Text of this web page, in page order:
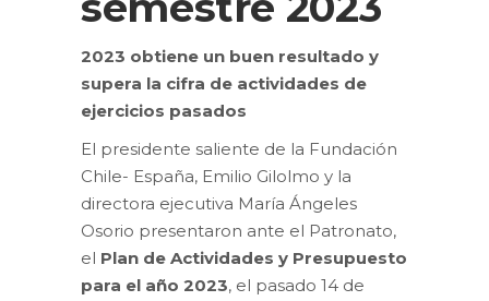
2023 obtiene un buen resultado y
supera la cifra de actividades de
ejercicios pasados
El presidente saliente de la Fundación
Chile- España, Emilio Gilolmo y la
directora ejecutiva María Ángeles
Osorio presentaron ante el Patronato,
el Plan de Actividades y Presupuesto
para el año 2023, el pasado 14 de